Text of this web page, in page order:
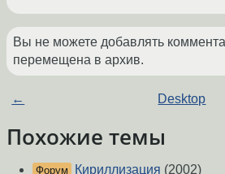
Вы не можете добавлять
перемещена в архив.
← Desktop
Похожие темы
Форум Кириллизация (2002)